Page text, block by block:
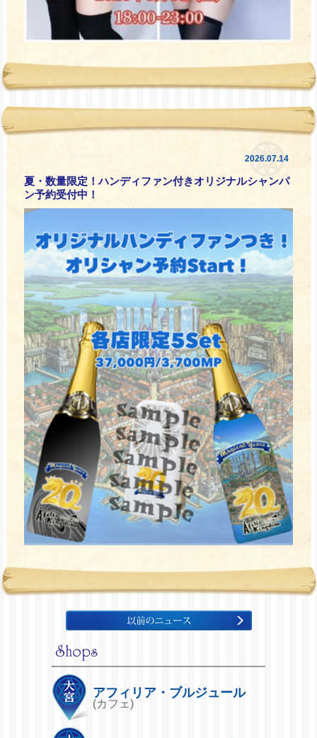
2026.07.14
夏・数量限定！ハンディファン付きオリジナルシャンパ
ン予約受付中！
アフィリア・ブルジュール
(カフェ)